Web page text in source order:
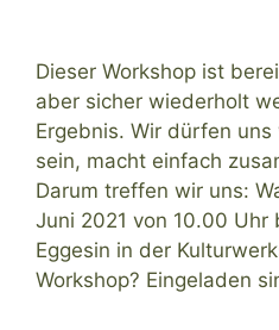
Dieser Workshop ist
aber sicher wiederholt
Ergebnis. Wir dürfen
sein, macht einfach
Darum treffen wir uns:
Juni 2021 von 10.00 Uhr
Eggesin in der
Workshop? Eingeladen